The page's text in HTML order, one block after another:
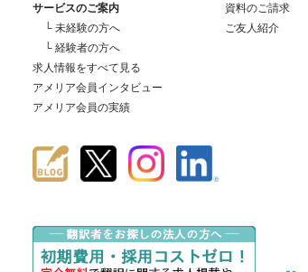
サービスのご案内
└ 未経験の方へ
└ 経験者の方へ
求人情報をすべて見る
アメリア会員インタビュー
アメリア会員の実績
資料のご請求
ご友人紹介